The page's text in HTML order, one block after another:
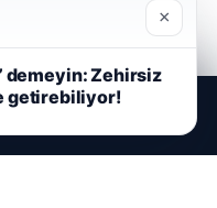
×
demeyin: Zehirsiz
getirebiliyor!